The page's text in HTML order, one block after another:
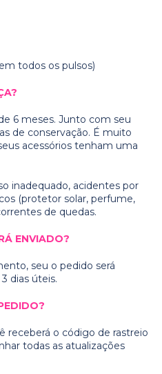
todos os pulsos)
6 meses. Junto com seu
de conservação. É muito
acessórios tenham uma
inadequado, acidentes por
(protetor solar, perfume,
de quedas.
ENVIADO?
seu o pedido será
dias úteis.
receberá o código de rastreio
todas as atualizações